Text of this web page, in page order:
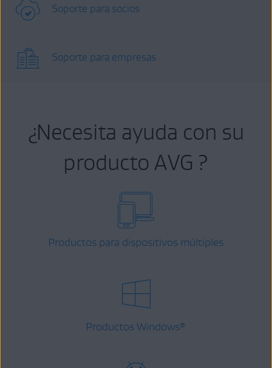
Soporte para socios
Soporte para empresas
¿Necesita ayuda con su
producto AVG ?
Productos para dispositivos múltiples
Productos Windows®